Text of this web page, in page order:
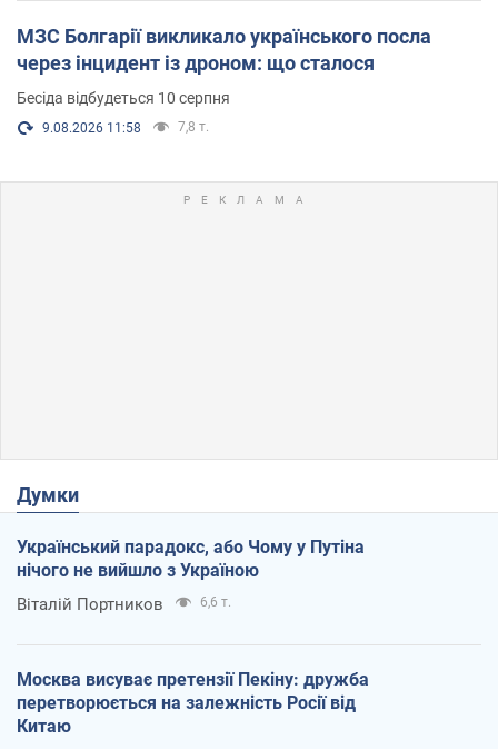
МЗС Болгарії викликало українського посла
через інцидент із дроном: що сталося
Бесіда відбудеться 10 серпня
9.08.2026 11:58 7,8 т.
Думки
Український парадокс, або Чому у Путіна
нічого не вийшло з Україною
Віталій Портников 6,6 т.
Москва висуває претензії Пекіну: дружба
перетворюється на залежність Росії від
Китаю